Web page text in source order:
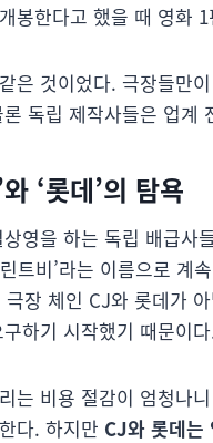
봉한다고 했을 때 영화
은 것이었다. 극장들만
독립 제작사들은 업계
‘롯데’의 탐욕
영을 하는 독립 배급사
트비’라는 이름으로 계
장 체인 CJ와 롯데가
하기 시작했기 때문이
는 비용 절감이 엄청나
다. 하지만 CJ와 롯데는